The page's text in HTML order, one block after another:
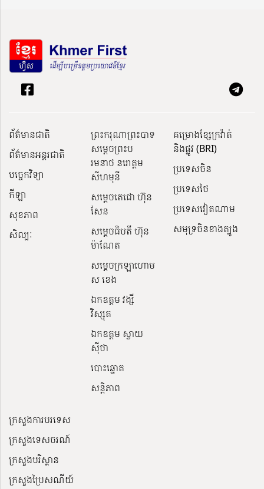
ព័ត៌មានជាតិ
ព័ត៌មានអន្តរជាតិ
បច្ចេកវិទ្យា
កីឡា
សុខភាព
សិល្បៈ
ព្រះករុណាព្រះបាទ
សម្តេចព្រះប
រមនាថ នរោត្តម
សីហមុនី
សម្តេចតេជោ ហ៊ុន
សែន
សម្ដេចធិបតី ហ៊ុន
ម៉ាណែត
សម្ដេចក្រឡាហោម
ស ខេង
ឯកឧត្តម វង្សី
វិស្សុត
ឯកឧត្តម ស្វាយ
ស៊ីថា
បោះឆ្នោត
សន្តិភាព
គម្រោងខ្សែក្រវ៉ាត់
និងផ្លូវ (BRI)
ប្រទេសចិន
ប្រទេសថៃ
ប្រទេសវៀតណាម
សមុទ្រចិនខាងត្បូង
ក្រសួងការបរទេស
ក្រសួងទេសចរណ៍
ក្រសួងបរិស្ថាន
ក្រសួងប្រៃសណីយ៍